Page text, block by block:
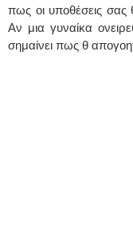
πως οι υποθέσεις σας
Αν μια γυναίκα
σημαίνει πως θ